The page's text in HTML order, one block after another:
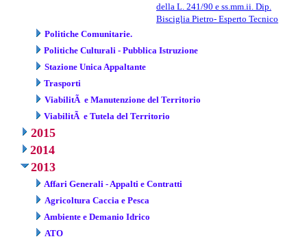
della L. 241/90 e ss.mm.ii. Dip.
Bisciglia Pietro- Esperto Tecnico
Politiche Comunitarie.
Politiche Culturali - Pubblica Istruzione
Stazione Unica Appaltante
Trasporti
ViabilitÃ e Manutenzione del Territorio
ViabilitÃ e Tutela del Territorio
2015
2014
2013
Affari Generali - Appalti e Contratti
Agricoltura Caccia e Pesca
Ambiente e Demanio Idrico
ATO